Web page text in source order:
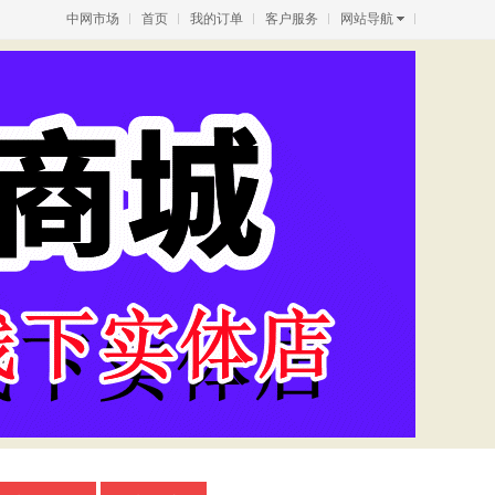
中网市场 首页 我的订单 客户服务 网站导航